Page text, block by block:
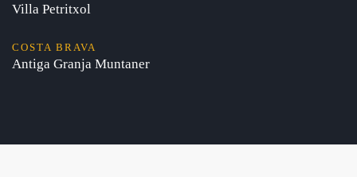
Villa Petritxol
COSTA BRAVA
Antiga Granja Muntaner